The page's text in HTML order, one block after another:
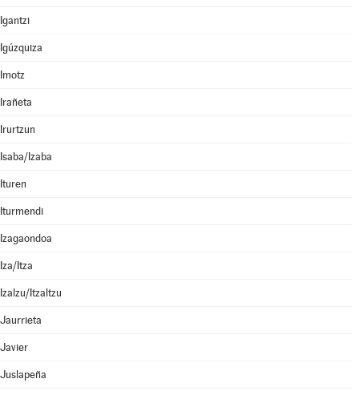
Igantzi
Igúzquiza
Imotz
Irañeta
Irurtzun
Isaba/Izaba
Ituren
Iturmendi
Izagaondoa
Iza/Itza
Izalzu/Itzaltzu
Jaurrieta
Javier
Juslapeña